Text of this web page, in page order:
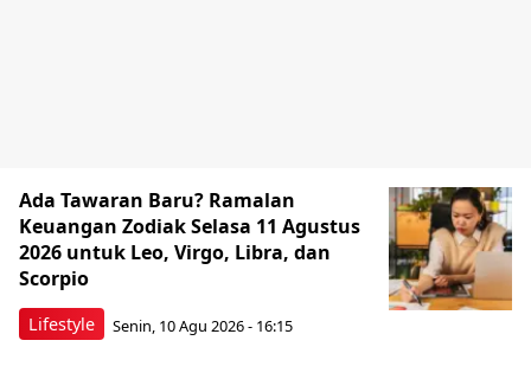
Lifestyle
Ada Tawaran Baru? Ramalan
Keuangan Zodiak Selasa 11 Agustus
2026 untuk Leo, Virgo, Libra, dan
Scorpio
Senin, 10 Agu 2026 - 16:15